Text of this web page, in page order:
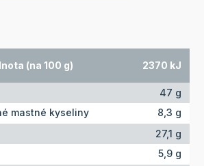
(na 100 g) 2370 kJ
47 g
mastné kyseliny
8,3 g
27,1 g
5,9 g